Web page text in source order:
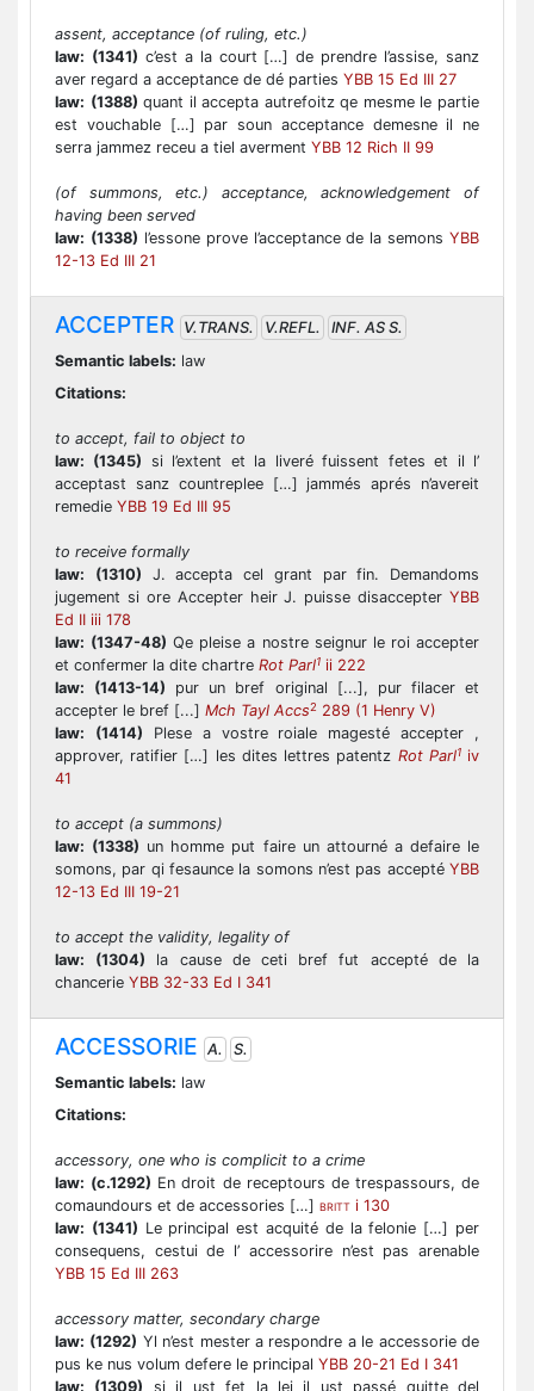
assent, acceptance (of ruling, etc.)
law: (1341) c’est a la court […] de prendre l’assise, sanz
aver regard a acceptance de dé parties YBB 15 Ed III 27
law: (1388) quant il accepta autrefoitz qe mesme le partie
est vouchable […] par soun acceptance demesne il ne
serra jammez receu a tiel averment YBB 12 Rich II 99
(of summons, etc.) acceptance, acknowledgement of
having been served
law: (1338) l’essone prove l’acceptance de la semons YBB
12-13 Ed III 21
ACCEPTER V.TRANS. V.REFL.
INF. AS S.
Semantic labels: law
Citations:
to accept, fail to object to
law: (1345) si l’extent et la liveré fuissent fetes et il l’
acceptast sanz countreplee […] jammés aprés n’avereit
remedie YBB 19 Ed III 95
to receive formally
law:
(1310) J. accepta cel grant par fin. Demandoms
jugement si ore Accepter heir J. puisse disaccepter YBB
Ed II iii 178
law: (1347-48) Qe pleise a nostre seignur le roi accepter
et confermer la dite chartre Rot Parl1 ii 222
law:
(1413-14) pur un bref original [...], pur filacer et
accepter le bref [...] Mch Tayl Accs2 289 (1 Henry V)
law:
(1414) Plese a vostre roiale magesté accepter ,
approver, ratifier […] les dites lettres patentz Rot Parl1iv
41
to accept (a summons)
law: (1338) un homme put faire un attourné a defaire le
somons, par qi fesaunce la somons n’est pas accepté YBB
12-13 Ed III 19-21
to accept the validity, legality of
law:
(1304) la cause de ceti bref fut accepté de la
chancerie YBB 32-33 Ed I 341
ACCESSORIE A.
S.
Semantic labels: law
Citations:
accessory, one who is complicit to a crime
law: (c.1292) En droit de receptours de trespassours, de
comaundours et de accessories […] BRITT i 130
law: (1341) Le principal est acquité de la felonie […] per
consequens, cestui de l’ accessorire n’est pas arenable
YBB 15 Ed III 263
accessory matter, secondary charge
law: (1292) Yl n’est mester a respondre a le accessorie de
pus ke nus volum defere le principal YBB 20-21 Ed I 341
law:
(1309) si il ust fet la lei il ust passé quitte del